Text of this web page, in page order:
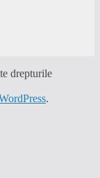
drepturile
.